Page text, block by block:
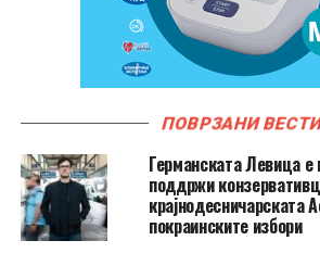
ПОВРЗАНИ
Германската Левица е
поддржи
крајнодесничарската
покраинските избори